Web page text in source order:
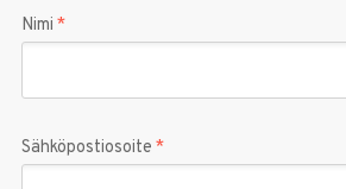
Nimi *
Sähköpostiosoite *